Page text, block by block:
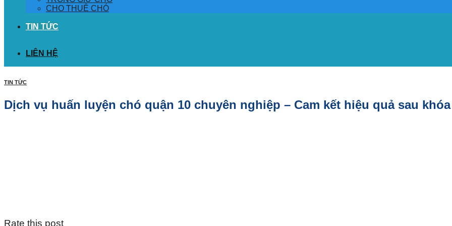
CHO THUÊ CHÓ
TIN TỨC
LIÊN HỆ
TIN TỨC
Dịch vụ huấn luyện chó quận 10 chuyên nghiệp – Cam kết hiệu quả sau
Rate this post